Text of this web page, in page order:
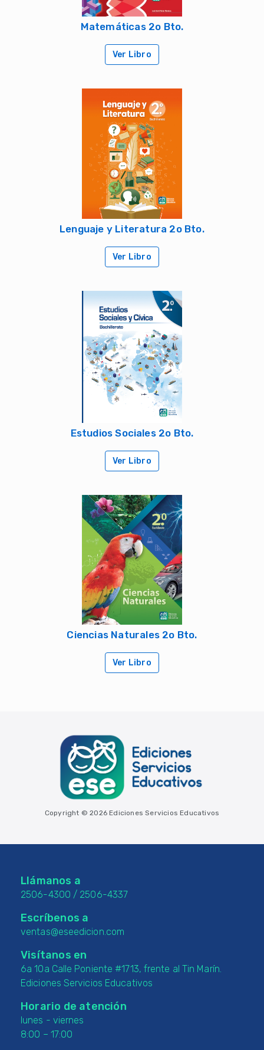
Matemáticas 2o Bto.
Ver Libro
Lenguaje y Literatura 2o Bto.
Ver Libro
Estudios Sociales 2o Bto.
Ver Libro
Ciencias Naturales 2o Bto.
Ver Libro
Copyright © 2026 Ediciones Servicios Educativos
Llámanos a
2506-4300 / 2506-4337
Escríbenos a
ventas@eseedicion.com
Visítanos en
6a 10a Calle Poniente #1713, frente al Tin Marín.
Ediciones Servicios Educativos
Horario de atención
lunes - viernes
8:00 – 17:00